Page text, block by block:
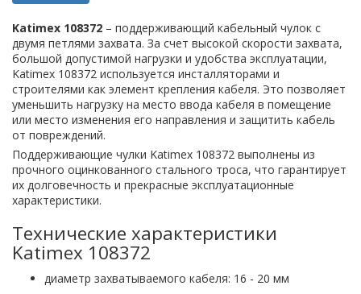
Katimex 108372 – поддерживающий кабельный чулок с
двумя петлями захвата. За счет высокой скорости захвата,
большой допустимой нагрузки и удобства эксплуатации,
Katimex 108372 используется инсталляторами и
строителями как элемент крепления кабеля. Это позволяет
уменьшить нагрузку на место ввода кабеля в помещение
или место изменения его направления и защитить кабель
от повреждений.
Поддерживающие чулки Katimex 108372 выполнены из
прочного оцинкованного стального троса, что гарантирует
их долговечность и прекрасные эксплуатационные
характеристики.
Технические характеристики
Katimex 108372
диаметр захватываемого кабеля: 16 - 20 мм